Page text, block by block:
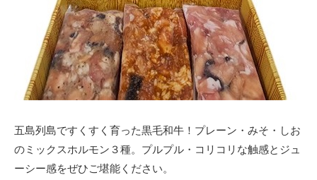
五島列島ですくすく育った黒毛和牛！プレーン・みそ・しお
のミックスホルモン３種。プルプル・コリコリな触感とジュ
ーシー感をぜひご堪能ください。